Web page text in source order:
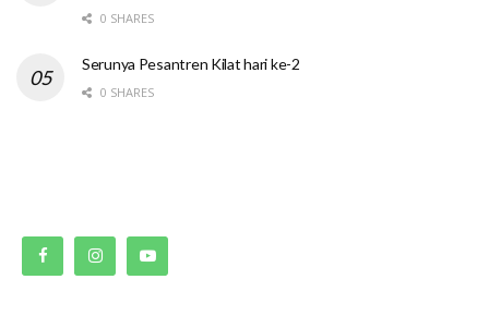
0 SHARES
Serunya Pesantren Kilat hari ke-2
0 SHARES